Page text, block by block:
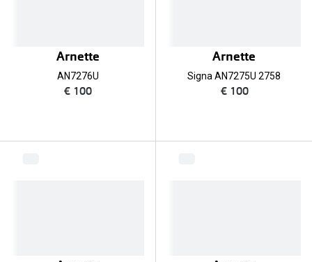
Arnette
AN7276U
€ 100
Arnette
Signa AN7275U 2758
€ 100